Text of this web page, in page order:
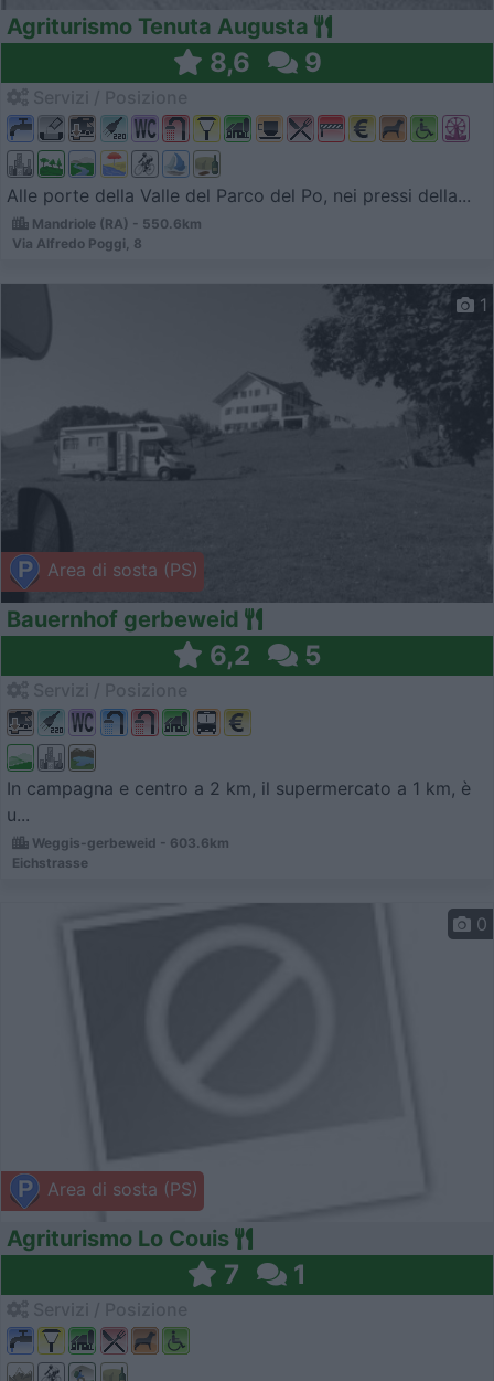
Agriturismo Tenuta Augusta
8,6 9
Alle porte della Valle del Parco del Po, nei pressi della...
Mandriole (RA) - 550.6km
Via Alfredo Poggi, 8
Area di sosta (PS)
1
Bauernhof gerbeweid
6,2 5
In campagna e centro a 2 km, il supermercato a 1 km, è
u...
Weggis-gerbeweid - 603.6km
Eichstrasse
Area di sosta (PS)
0
Agriturismo Lo Couis
7 1